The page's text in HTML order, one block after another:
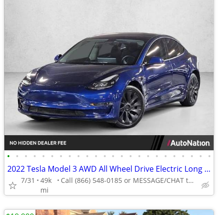
• • • • • • • • • • • • • • • • • • • • • • • •
2022 Tesla Model 3 AWD All Wheel Drive Electric Long Range Sedan
7/31
49k
mi
Call (866) 548-0185 or MESSAGE/CHAT to confirm availability